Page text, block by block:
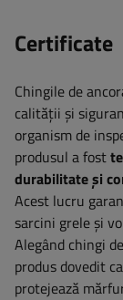
Certificate
Chingile de
calității și
organism de
produsul a fost
durabilitate și
Acest lucru
sarcini grele și
Alegând chingi
produs dovedit
protejează